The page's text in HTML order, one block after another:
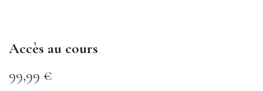
Accès au cours
99,99 €